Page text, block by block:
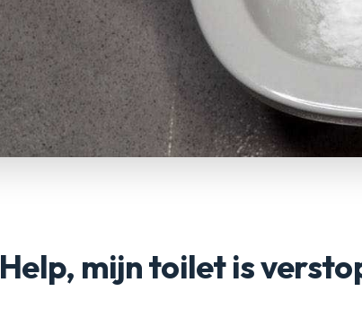
Help, mijn toilet is